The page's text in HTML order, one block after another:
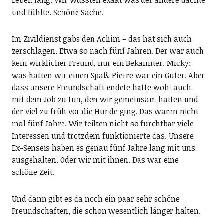
und fühlte. Schöne Sache.
Im Zivildienst gabs den Achim – das hat sich auch
zerschlagen. Etwa so nach fünf Jahren. Der war auch
kein wirklicher Freund, nur ein Bekannter. Micky:
was hatten wir einen Spaß. Pierre war ein Guter. Aber
dass unsere Freundschaft endete hatte wohl auch
mit dem Job zu tun, den wir gemeinsam hatten und
der viel zu früh vor die Hunde ging. Das waren nicht
mal fünf Jahre. Wir teilten nicht so furchtbar viele
Interessen und trotzdem funktionierte das. Unsere
Ex-Senseis haben es genau fünf Jahre lang mit uns
ausgehalten. Oder wir mit ihnen. Das war eine
schöne Zeit.
Und dann gibt es da noch ein paar sehr schöne
Freundschaften, die schon wesentlich länger halten.